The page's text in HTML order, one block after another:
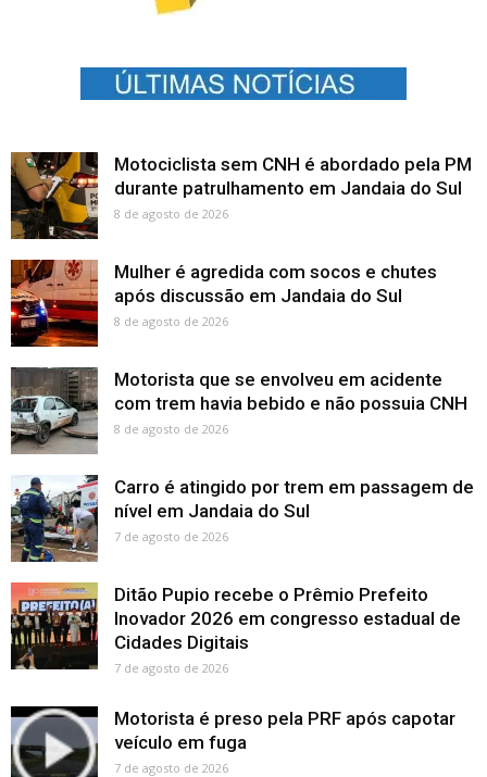
Motociclista sem CNH é abordado pela PM
durante patrulhamento em Jandaia do Sul
8 de agosto de 2026
Mulher é agredida com socos e chutes
após discussão em Jandaia do Sul
8 de agosto de 2026
Motorista que se envolveu em acidente
com trem havia bebido e não possuia CNH
8 de agosto de 2026
Carro é atingido por trem em passagem de
nível em Jandaia do Sul
7 de agosto de 2026
Ditão Pupio recebe o Prêmio Prefeito
Inovador 2026 em congresso estadual de
Cidades Digitais
7 de agosto de 2026
Motorista é preso pela PRF após capotar
veículo em fuga
7 de agosto de 2026